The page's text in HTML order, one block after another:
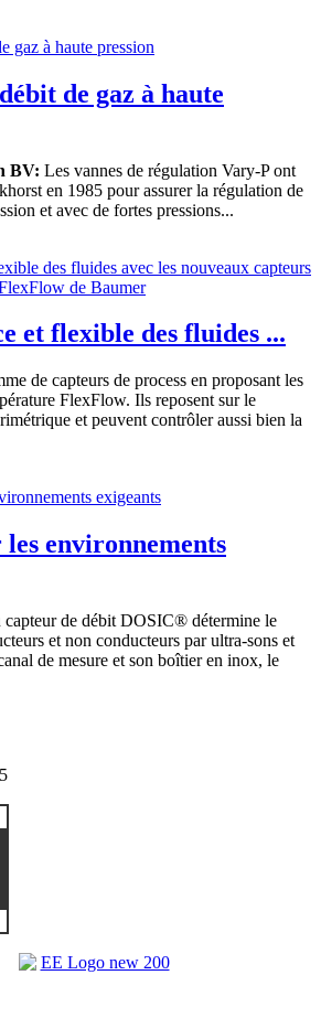
de gaz à haute
BV: Les vannes de régulation Vary-P ont
en 1985 pour assurer la régulation de
et avec de fortes pressions...
et flexible des fluides ...
de capteurs de process en proposant les
FlexFlow. Ils reposent sur le
et peuvent contrôler aussi bien la
environnements
capteur de débit DOSIC® détermine le
et non conducteurs par ultra-sons et
de mesure et son boîtier en inox, le